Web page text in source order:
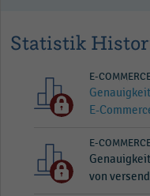
Statistik
E-
E-
E-
von